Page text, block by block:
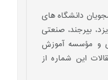
دانشگاه­ های
بیرجند، صنعتی
و مؤسسه آموزش
این شماره از